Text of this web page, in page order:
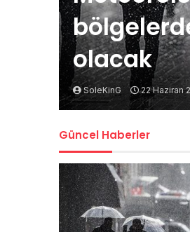
olacak
SoleKinG 22 Haziran
Güncel Haberler